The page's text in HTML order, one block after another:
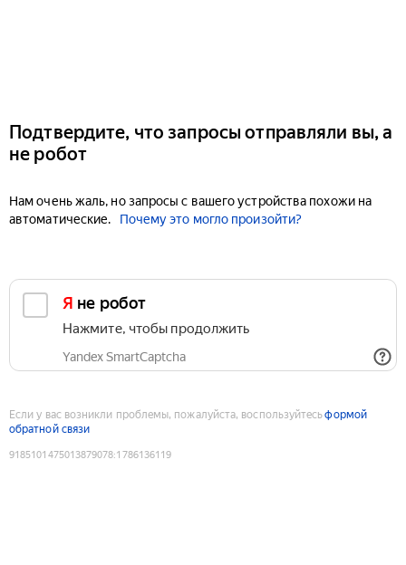
Подтвердите, что запросы отправляли вы, а
не робот
Нам очень жаль, но запросы с вашего устройства похожи на
автоматические.
Почему это могло произойти?
Я не робот
Нажмите, чтобы продолжить
Yandex SmartCaptcha
Если у вас возникли проблемы, пожалуйста, воспользуйтесьформой
обратной связи
9185101475013879078:1786136119